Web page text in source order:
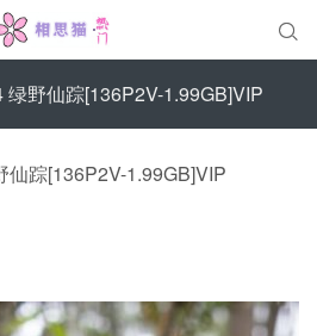

野仙踪[136P2V-1.99GB]VIP
踪[136P2V-1.99GB]VIP